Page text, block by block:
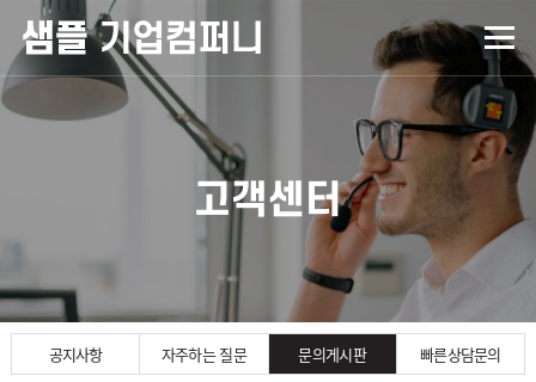
고객센터
공지사항 자주하는 질문 문의게시판 빠른상담문의